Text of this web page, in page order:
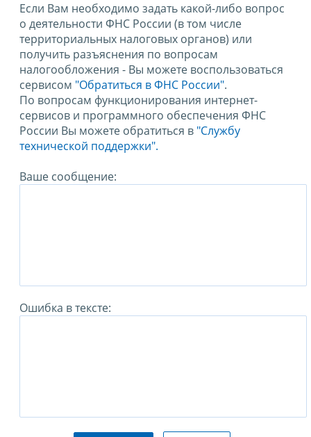
Если Вам необходимо задать какой-либо вопрос
о деятельности ФНС России (в том числе
территориальных налоговых органов) или
получить разъяснения по вопросам
налогообложения - Вы можете воспользоваться
сервисом "Обратиться в ФНС России".
По вопросам функционирования интернет-
сервисов и программного обеспечения ФНС
России Вы можете обратиться в "Службу
технической поддержки".
Ваше сообщение:
Ошибка в тексте: